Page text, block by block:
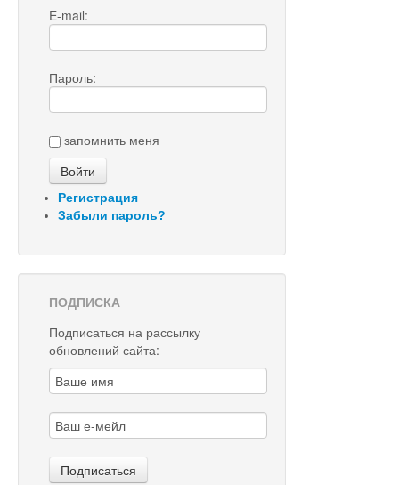
E-mail:
Пароль:
запомнить меня
Регистрация
Забыли пароль?
ПОДПИСКА
Подписаться на рассылку
обновлений сайта: